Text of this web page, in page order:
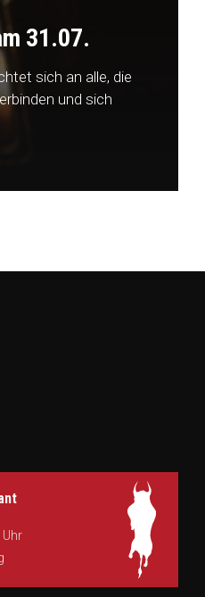
31.07.
sich an alle, die
und sich
Uhr